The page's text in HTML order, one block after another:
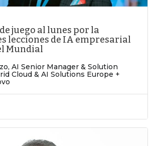
juego al lunes por la
lecciones de IA empresarial
Mundial
AI Senior Manager & Solution
Cloud & AI Solutions Europe +